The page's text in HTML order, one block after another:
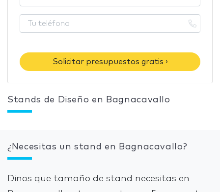
Solicitar presupuestos gratis ›
Stands de Diseño en Bagnacavallo
¿Necesitas un stand en Bagnacavallo?
Dinos que tamaño de stand necesitas en